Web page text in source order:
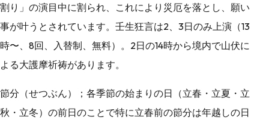
割り」の演目中に割られ、これにより災厄を落とし、願い
事が叶うとされています。壬生狂言は2、3日のみ上演（13
時〜、8回、入替制、無料）。2日の14時から境内で山伏に
よる大護摩祈祷があります。
節分（せつぶん）；各季節の始まりの日（立春・立夏・立
秋・立冬）の前日のことで特に立春前の節分は年越しの日